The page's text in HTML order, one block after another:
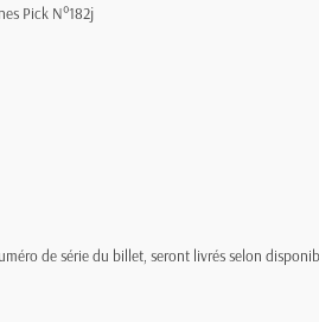
Pick N°182j
de série du billet, seront livrés selon